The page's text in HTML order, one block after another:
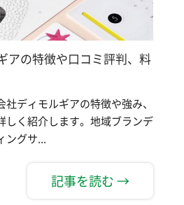
アの特徴や口コミ評判、料
ディモルギアの特徴や強み、
しく紹介します。地域ブランデ
ングサ...
記事を読む →